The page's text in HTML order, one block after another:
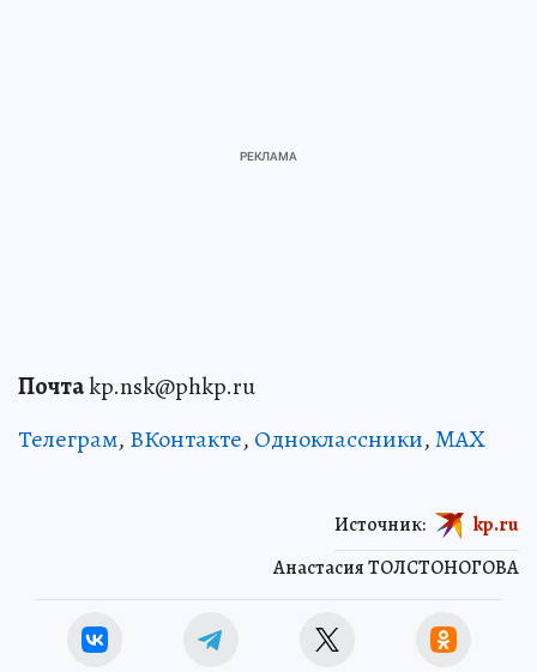
Почтаkp.nsk@phkp.ru
Телеграм, ВКонтакте, Одноклассники,MAX
Анастасия ТОЛСТОНОГОВА
Источник: kp.ru